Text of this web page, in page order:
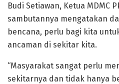
Budi Setiawan, Ketua MDMC
sambutannya mengatakan
bencana, perlu bagi kita
ancaman di sekitar kita.
“Masyarakat sangat perlu
sekitarnya dan tidak hanya